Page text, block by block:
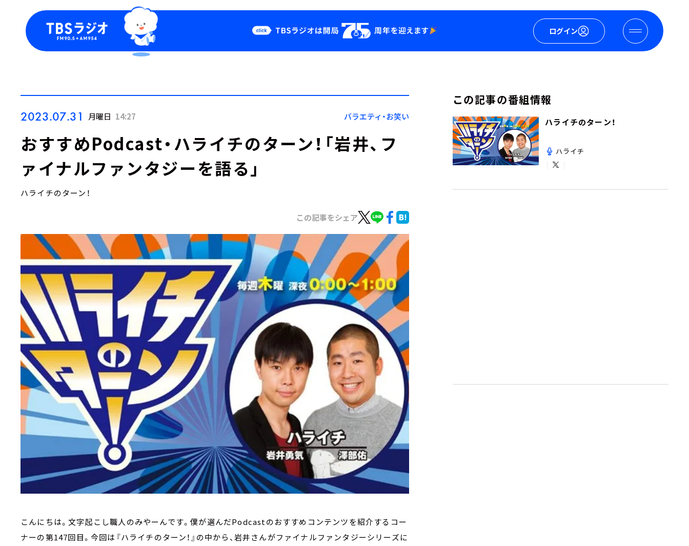
ログイン
Podcast
YouTube
会社情報
2023.07.31 月曜日 14:27 バラエティ・お笑い
おすすめPodcast・ハライチのターン！「岩井、フ
ァイナルファンタジーを語る」
ハライチのターン！
この記事をシェア
こんにちは。文字起こし職人のみやーんです。僕が選んだPodcastのおすすめコンテンツを紹介するコー
ナーの第147回目。今回は『ハライチのターン！』の中から、岩井さんがファイナルファンタジーシリーズに
この記事の番組情報
ハライチのターン！
ハライチ